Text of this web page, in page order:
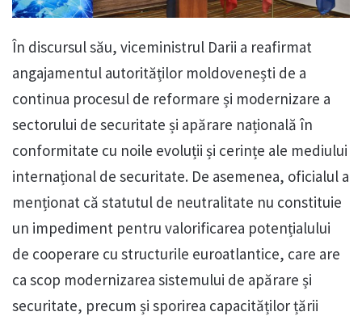
În discursul său, viceministrul Darii a reafirmat
angajamentul autorităților moldovenești de a
continua procesul de reformare și modernizare a
sectorului de securitate și apărare națională în
conformitate cu noile evoluții și cerințe ale mediului
internațional de securitate. De asemenea, oficialul a
menționat că statutul de neutralitate nu constituie
un impediment pentru valorificarea potențialului
de cooperare cu structurile euroatlantice, care are
ca scop modernizarea sistemului de apărare și
securitate, precum și sporirea capacităților țării